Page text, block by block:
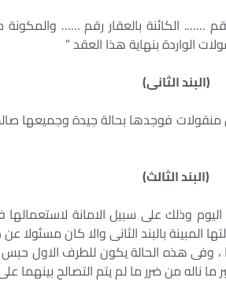
……. الكائنة بالعقار رقم ……
الواردة بنهاية هذا العقد ”
(البند الثانى)
منقولات فوجدها بحالة جيدة وجميعها
(البند الثالث)
اليوم وذلك على سبيل الامانة
المبينة بالبند الثانى والا كان مسئولا
، وفى هذه الحالة يكون للطرف الاول
ناله من ضرر ما لم يتم التصالح بينهما